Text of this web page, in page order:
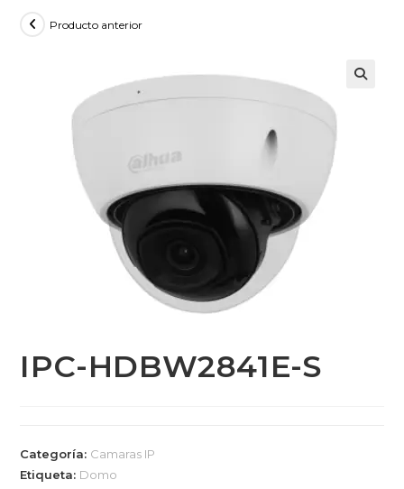
Producto anterior
IPC-HDBW2841E-S
Categoría: Camaras IP
Etiqueta: Domo